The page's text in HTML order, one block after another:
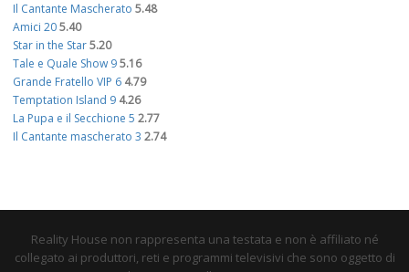
Il Cantante Mascherato 5.48
Amici 205.40
Star in the Star5.20
Tale e Quale Show 95.16
Grande Fratello VIP 6 4.79
Temptation Island 9 4.26
La Pupa e il Secchione 5 2.77
Il Cantante mascherato 3 2.74
Reality House non rappresenta una testata e non è affiliato né
collegato ai produttori, reti e programmi televisivi che sono oggetto di